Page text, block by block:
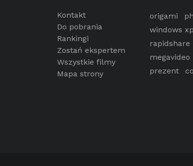
Kontakt
Do pobrania
Rankingi
Zostań ekspertem
Wszystkie filmy
Mapa strony
origami
windows xp
rapidshare
megavideo
prezent